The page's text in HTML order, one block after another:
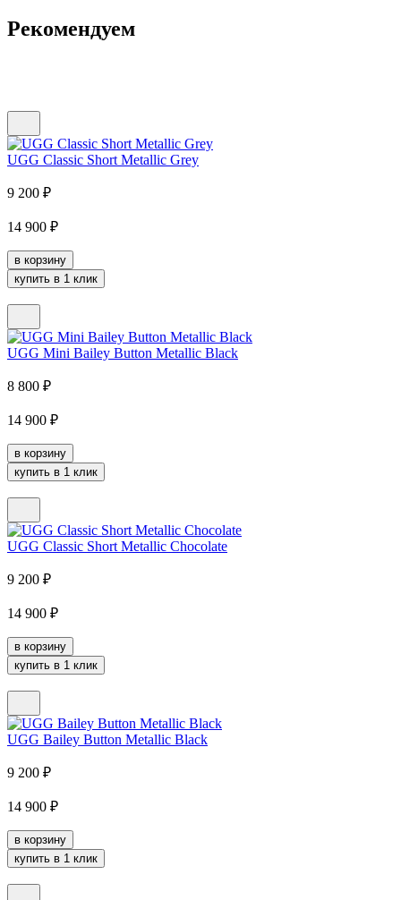
Рекомендуем
UGG Classic Short Metallic Grey
9 200 ₽
14 900 ₽
в корзину
купить в 1 клик
UGG Mini Bailey Button Metallic Black
8 800 ₽
14 900 ₽
в корзину
купить в 1 клик
UGG Classic Short Metallic Chocolate
9 200 ₽
14 900 ₽
в корзину
купить в 1 клик
UGG Bailey Button Metallic Black
9 200 ₽
14 900 ₽
в корзину
купить в 1 клик